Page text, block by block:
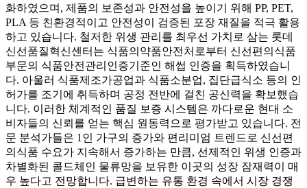
화하였으며, 제품의 보존성과 안전성을 높이기 위해 PP, PET,
PLA 등 친환경적이고 안전성이 검증된 포장 재질을 적극 활용
하고 있습니다. 철저한 위생 관리를 최우선 가치로 삼는 롯데
신선품질혁신센터는 식품의약품안전처로부터 신선편의식품
부문의 식품안전관리인증기준인 해썹 인증을 획득하였습니
다. 아울러 식품제조가공업과 식품소분업, 집단급식소 등의 인
허가를 조기에 취득하며 공정 전반에 걸친 공신력을 확보했습
니다. 이러한 체계적인 품질 보증 시스템은 까다로운 현대 소
비자들의 신뢰를 얻는 핵심 원동력으로 평가받고 있습니다. 전
문 분석가들은 1인 가구의 증가와 편리미엄 트렌드로 신선편
의식품 수요가 지속해서 증가하는 만큼, 선제적인 위생 인증과
차별화된 콜드체인 물류망을 보유한 이곳의 성장 잠재력이 매
우 높다고 전망합니다. 급변하는 유통 환경 속에서 시장 경쟁